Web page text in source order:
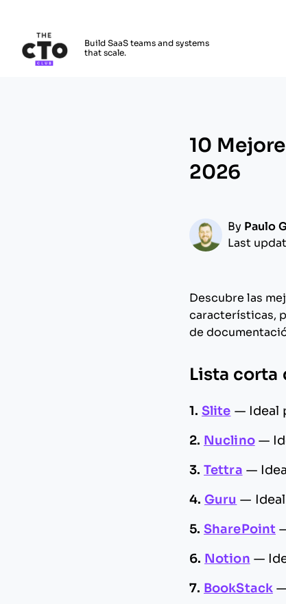
Build SaaS teams and systems
that scale.
10
2026
By Paulo
Last
Descubre las
características,
de
Lista corta
1. Slite —
2. Nuclino —
3. Tettra —
4. Guru —
5. SharePoint
6. Notion —
7. BookStack